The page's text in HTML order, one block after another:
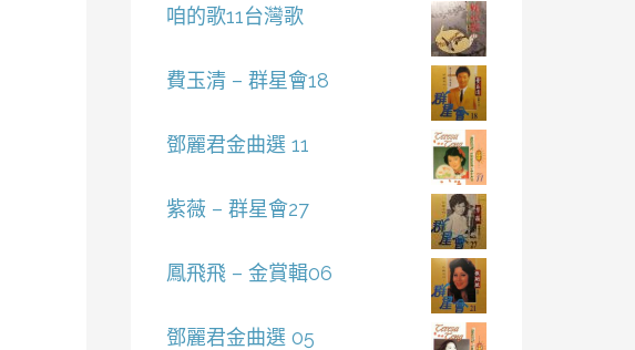
咱的歌11台灣歌
費玉清 – 群星會18
鄧麗君金曲選 11
紫薇 – 群星會27
鳳飛飛 – 金賞輯06
鄧麗君金曲選 05